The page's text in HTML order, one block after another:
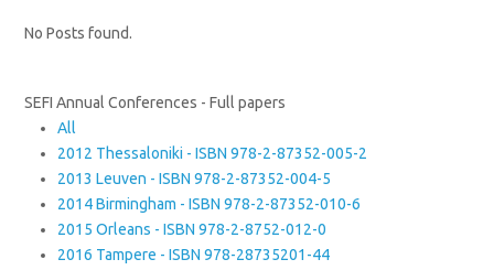
No Posts found.
SEFI Annual Conferences - Full papers
All
2012 Thessaloniki - ISBN 978-2-87352-005-2
2013 Leuven - ISBN 978-2-87352-004-5
2014 Birmingham - ISBN 978-2-87352-010-6
2015 Orleans - ISBN 978-2-8752-012-0
2016 Tampere - ISBN 978-28735201-44